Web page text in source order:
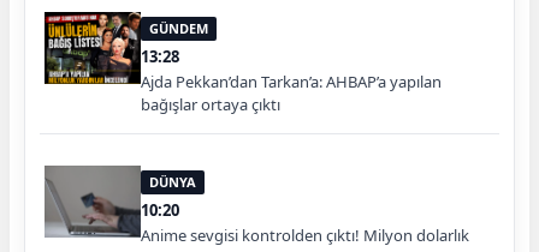
GÜNDEM
13:28
Ajda Pekkan’dan Tarkan’a: AHBAP’a yapılan
bağışlar ortaya çıktı
DÜNYA
10:20
Anime sevgisi kontrolden çıktı! Milyon dolarlık